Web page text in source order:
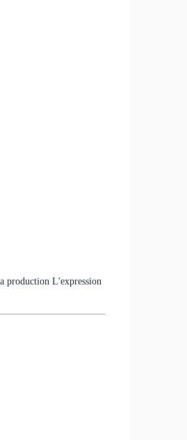
production L'expression